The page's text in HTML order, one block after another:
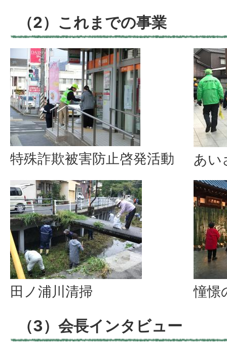
（2）これまでの事業
特殊詐欺被害防止啓発活動 あい
田ノ浦川清掃 憧憬
（3）会長インタビュー